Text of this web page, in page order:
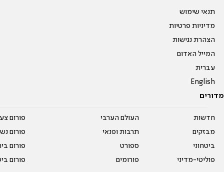
תנאי שימוש
מדיניות פרטיות
הצהרת נגישות
המייל האדום
עברית
English
מדורים
חדשות
מבזקים
ביטחוני
פוליטי-מדיני
העולם הערבי
תרבות ופנאי
ספורט
פורומים
פורום
פורום
פורום
פורום